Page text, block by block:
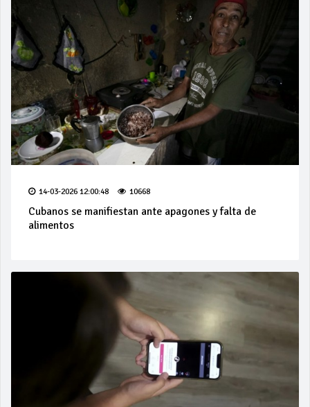
14-03-2026 12:00:48 10668
Cubanos se manifiestan ante apagones y falta de
alimentos